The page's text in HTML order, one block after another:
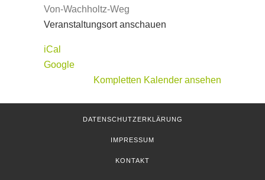
Von-Wachholtz-Weg
Veranstaltungsort anschauen
iCal
Google
Kompletten Kalender ansehen
DATENSCHUTZERKLÄRUNG
IMPRESSUM
KONTAKT